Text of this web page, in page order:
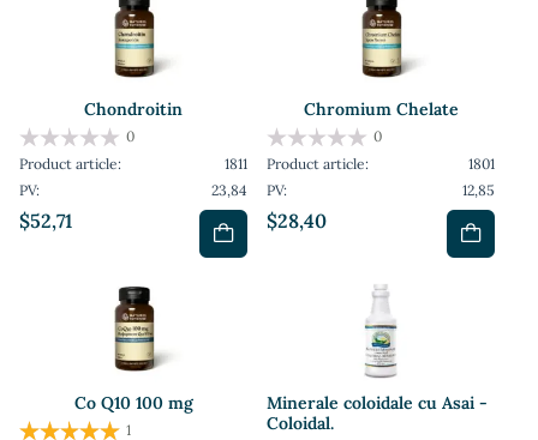
Chondroitin
$52,71
0
Product article:
1811
PV:
23,84
Chromium Chelate
$28,40
0
Product article:
1801
PV:
12,85
Co Q10 100 mg
1
Minerale coloidale cu Asai -
Coloidal.